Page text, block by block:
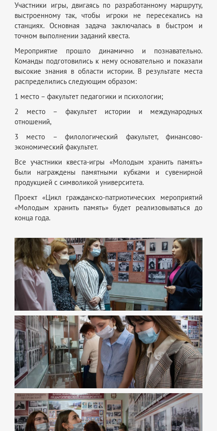
Участники игры, двигаясь по разработанному маршруту,
выстроенному так, чтобы игроки не пересекались на
станциях. Основная задача заключалась в быстром и
точном выполнении заданий квеста.
Мероприятие прошло динамично и познавательно.
Команды подготовились к нему основательно и показали
высокие знания в области истории. В результате места
распределились следующим образом:
1 место – факультет педагогики и психологии;
2 место – факультет истории и международных
отношений,
3 место – филологический факультет, финансово-
экономический факультет.
Все участники квеста-игры «Молодым хранить память»
были награждены памятными кубками и сувенирной
продукцией с символикой университета.
Проект «Цикл гражданско-патриотических мероприятий
«Молодым хранить память» будет реализовываться до
конца года.